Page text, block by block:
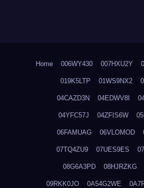
Home 006WY430 007HXU2Y
019K5LTP 01WS9NX2
04CAZD3N 04EDWV8I
04YFC57J 04ZFIS6W
06FAMUAG 06VLOMOD
07TQ4ZU9 07UES9ES
08G6A3PD 08HJRZKG
09RKK0JO 0A54G2WE